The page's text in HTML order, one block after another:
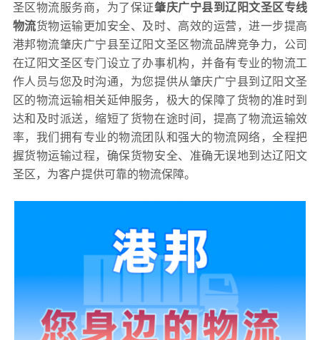
圣区物流服务商，为了保证肇庆广宁县到辽阳文圣区专线
物流货物运输更加安全、及时、高效的运营，进一步提高
港邦物流肇庆广宁县至辽阳文圣区物流品牌竞争力，公司
在辽阳文圣区专门设立了办事机构，并备有专业的物流工
作人员与您及时沟通，为您提供从肇庆广宁县到辽阳文圣
区的物流运输相关延伸服务，极大的保障了货物的准时到
达和及时派送，缩短了货物在途时间，提高了物流运输效
率，我们拥有专业的物流团队和强大的物流网络，全程把
握货物运输过程，确保货物安全、准确无误地到达辽阳文
圣区，为客户提供可靠的物流保障。